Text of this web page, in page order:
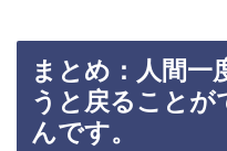
まとめ：人間一
うと戻ることが
んです。